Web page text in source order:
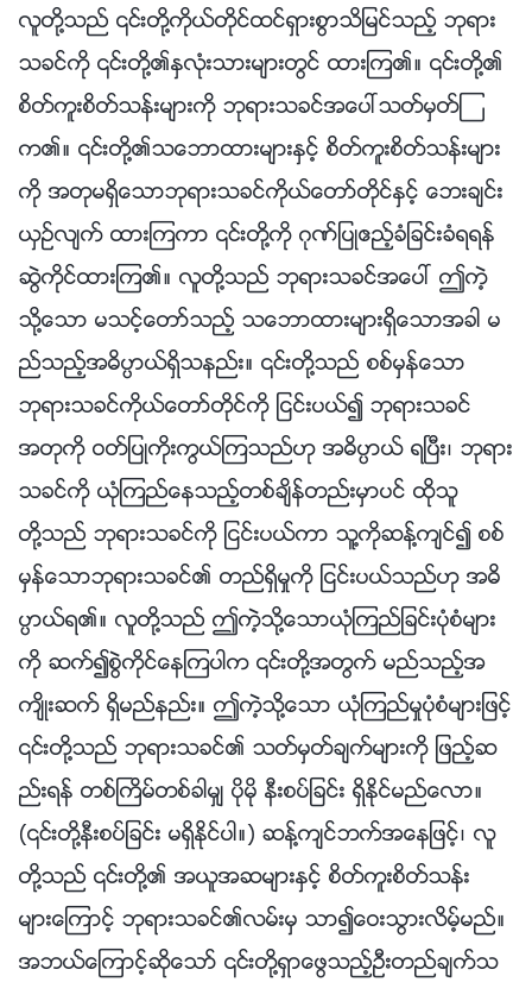
လူတို႔သည္ ၎တို႔ကိုယ္တိုင္ထင္ရွားစြာသိျမင္သည့္ ဘုရား
သခင္ကို ၎တို႔၏ႏွလုံးသားမ်ားတြင္ ထားၾက၏။ ၎တို႔၏
စိတ္ကူးစိတ္သန္းမ်ားကို ဘုရားသခင္အေပၚသတ္မွတ္ၾ
က၏။ ၎တို႔၏သေဘာထားမ်ားႏွင့္ စိတ္ကူးစိတ္သန္းမ်ား
ကို အတုမရွိေသာဘုရားသခင္ကိုယ္ေတာ္တိုင္ႏွင့္ ေဘးခ်င္း
ယွဥ္လ်က္ ထားၾကကာ ၎တို႔ကို ဂုဏ္ျပဳဧည့္ခံျခင္းခံရရန္
ဆြဲကိုင္ထားၾက၏။ လူတို႔သည္ ဘုရားသခင္အေပၚ ဤကဲ့
သို႔ေသာ မသင့္ေတာ္သည့္ သေဘာထားမ်ားရွိေသာအခါ မ
ည္သည့္အဓိပၸာယ္ရွိသနည္း။ ၎တို႔သည္ စစ္မွန္ေသာ
ဘုရားသခင္ကိုယ္ေတာ္တိုင္ကို ျငင္းပယ္၍ ဘုရားသခင္
အတုကို ဝတ္ျပဳကိုးကြယ္ၾကသည္ဟု အဓိပၸာယ္ ရၿပီး၊ ဘုရား
သခင္ကို ယုံၾကည္ေနသည့္တစ္ခ်ိန္တည္းမွာပင္ ထိုသူ
တို႔သည္ ဘုရားသခင္ကို ျငင္းပယ္ကာ သူ႔ကိုဆန္႔က်င္၍ စစ္
မွန္ေသာဘုရားသခင္၏ တည္ရွိမႈကို ျငင္းပယ္သည္ဟု အဓိ
ပၸာယ္ရ၏။ လူတို႔သည္ ဤကဲ့သို႔ေသာယုံၾကည္ျခင္းပုံစံမ်ား
ကို ဆက္၍စြဲကိုင္ေနၾကပါက ၎တို႔အတြက္ မည္သည့္အ
က်ိဳးဆက္ ရွိမည္နည္း။ ဤကဲ့သို႔ေသာ ယုံၾကည္မႈပုံစံမ်ားျဖင့္
၎တို႔သည္ ဘုရားသခင္၏ သတ္မွတ္ခ်က္မ်ားကို ျဖည့္ဆ
ည္းရန္ တစ္ႀကိမ္တစ္ခါမွ် ပိုမို နီးစပ္ျခင္း ရွိႏိုင္မည္ေလာ။
(၎တို႔နီးစပ္ျခင္း မရွိႏိုင္ပါ။) ဆန႔္က်င္ဘက္အေနျဖင့္၊ လူ
တို႔သည္ ၎တို႔၏ အယူအဆမ်ားႏွင့္ စိတ္ကူးစိတ္သန္း
မ်ားေၾကာင့္ ဘုရားသခင္၏လမ္းမွ သာ၍ေဝးသြားလိမ့္မည္။
အဘယ္ေၾကာင့္ဆိုေသာ္ ၎တို႔ရွာေဖြသည့္ဦးတည္ခ်က္သ